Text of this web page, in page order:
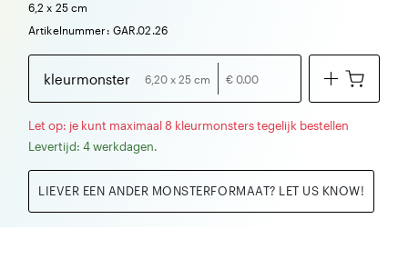
6,2 x 25 cm
Artikelnummer: GAR.02.26
kleurmonster 6,20 x 25 cm € 0.00
Let op: je kunt maximaal 8 kleurmonsters tegelijk bestellen
Levertijd: 4 werkdagen.
LIEVER EEN ANDER MONSTERFORMAAT? LET US KNOW!